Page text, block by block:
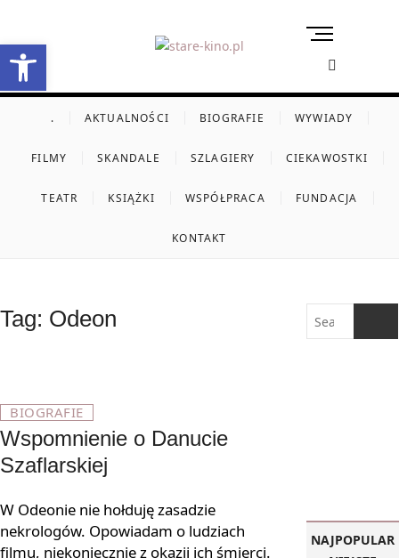
content
M
u
B
t
o
. AKTUALNOŚCI BIOGRAFIE WYWIADY
FILMY SKANDALE SZLAGIERY CIEKAWOSTKI
TEATR KSIĄŻKI WSPÓŁPRACA FUNDACJA
KONTAKT
Tag: Odeon
BIOGRAFIE
Wspomnienie o Danucie
Szaflarskiej
W Odeonie nie hołduję zasadzie
nekrologów. Opowiadam o ludziach
filmu, niekoniecznie z okazji ich śmierci.
…
NAJPOPULAR
Otwórz pasek narzędzi